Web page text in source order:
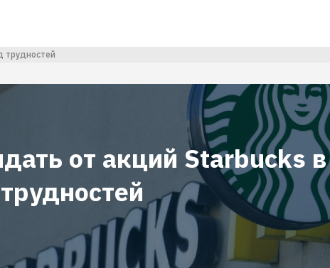
трудностей
от акций Starbucks в